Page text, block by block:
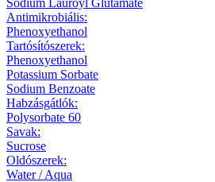
Antimikrobiális:
Phenoxyethanol
Tartósítószerek:
Phenoxyethanol
Potassium Sorbate
Sodium Benzoate
Habzásgátlók:
Polysorbate 60
Savak:
Sucrose
Oldószerek:
Water / Aqua